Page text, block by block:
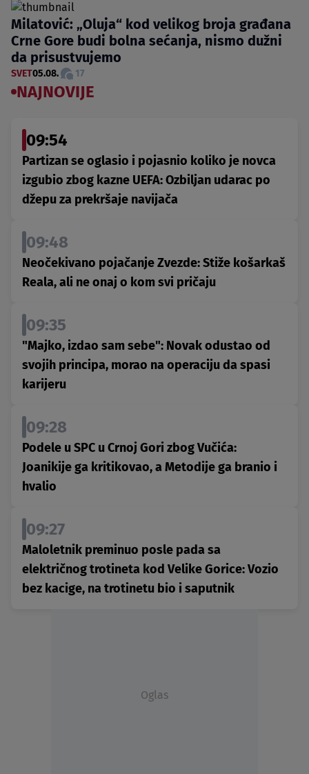
Milatović: „Oluja“ kod velikog broja građana
Crne Gore budi bolna sećanja, nismo dužni
da prisustvujemo
SVET05.08. 17
NAJNOVIJE
09:54
Partizan se oglasio i pojasnio koliko je novca
izgubio zbog kazne UEFA: Ozbiljan udarac po
džepu za prekršaje navijača
09:48
Neočekivano pojačanje Zvezde: Stiže košarkaš
Reala, ali ne onaj o kom svi pričaju
09:35
"Majko, izdao sam sebe": Novak odustao od
svojih principa, morao na operaciju da spasi
karijeru
09:28
Podele u SPC u Crnoj Gori zbog Vučića:
Joanikije ga kritikovao, a Metodije ga branio i
hvalio
09:27
Maloletnik preminuo posle pada sa
električnog trotineta kod Velike Gorice: Vozio
bez kacige, na trotinetu bio i saputnik
Oglas